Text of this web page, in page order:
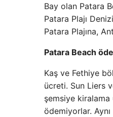
Bay olan Patara
Patara Plajı
Patara Plajına,
Patara Beach
Kaş ve Fethiye
ücreti. Sun Liers
şemsiye
ödemiyorlar.